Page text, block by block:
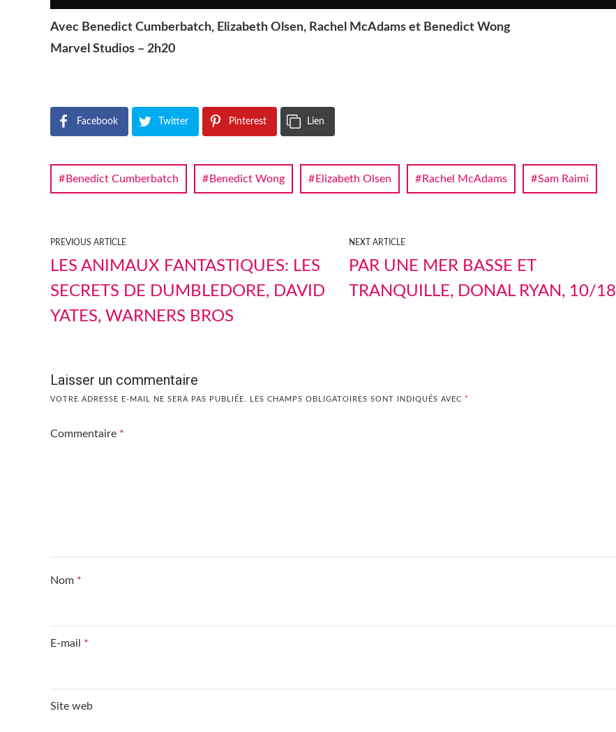
Avec Benedict Cumberbatch, Elizabeth Olsen, Rachel McAdams et Benedict Wong
Marvel Studios – 2h20
Facebook Twitter Pinterest Lien
Benedict Cumberbatch Benedict Wong Elizabeth Olsen Rachel McAdams Sam Raimi
PREVIOUS ARTICLE
LES ANIMAUX FANTASTIQUES: LES
SECRETS DE DUMBLEDORE, DAVID
YATES, WARNERS BROS
NEXT ARTICLE
PAR UNE MER BASSE ET
TRANQUILLE, DONAL RYAN, 10/18
Laisser un commentaire
VOTRE ADRESSE E-MAIL NE SERA PAS PUBLIÉE. LES CHAMPS OBLIGATOIRES SONT INDIQUÉS AVEC *
Commentaire *
Nom *
E-mail *
Site web